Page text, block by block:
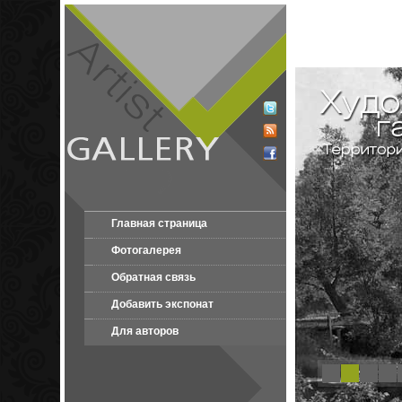
Главная страница
Фотогалерея
Обратная связь
Добавить экспонат
Для авторов